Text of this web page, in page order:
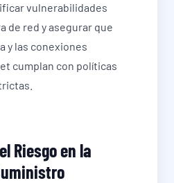
vulnerabilidades
de red y asegurar que
y las conexiones
cumplan con políticas
Riesgo en la